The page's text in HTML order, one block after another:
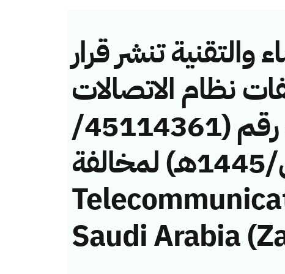
والتقنية تنشر قرار
نظام الاتصالات
وتقنية المعلومات رقم (45114361/
ق/1445هـ) لمخالفة (Mobile
Saudi Arabia